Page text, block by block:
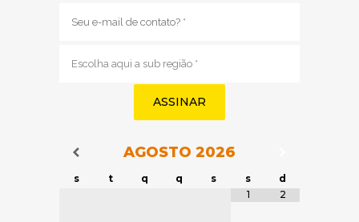
mail
região
Navegação do Calendário
AGOSTO 2026
s t q q s s
d
1
2